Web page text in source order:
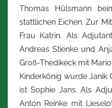
Thomas Hülsmann
stattlichen Eichen. Zur
Frau Katrin. Als
Andreas Stienke und
Groß-Thedikeck mit
Kinderkönig wurde Janik
ist Sophie Jans. Als
Anton Reinke mit